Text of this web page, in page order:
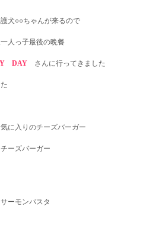
犬○○ちゃんが来るので
人っ子最後の晩餐
DAY さんに行ってきました
に入りのチーズバーガー
ーズバーガー
ーモンパスタ